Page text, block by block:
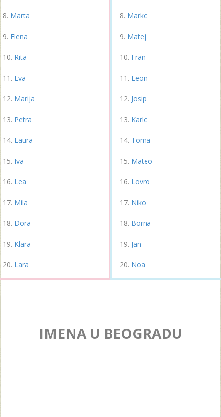
Marta
Elena
Rita
Eva
Marija
Petra
Laura
Iva
Lea
Mila
Dora
Klara
Lara
Marko
Matej
Fran
Leon
Josip
Karlo
Toma
Mateo
Lovro
Niko
Borna
Jan
Noa
IMENA U BEOGRADU